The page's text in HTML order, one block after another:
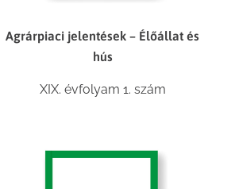
Agrárpiaci jelentések – Élőállat és
hús
XIX. évfolyam 1. szám